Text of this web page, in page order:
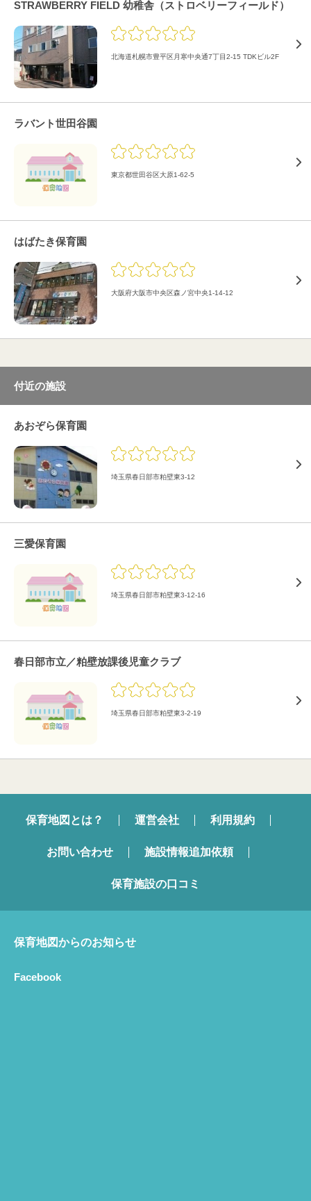
STRAWBERRY FIELD 幼稚舎（ストロベリーフィールド）
北海道札幌市豊平区月寒中央通7丁目2-15 TDKビル2F
ラバント世田谷園
東京都世田谷区大原1-62-5
はばたき保育園
大阪府大阪市中央区森ノ宮中央1-14-12
付近の施設
あおぞら保育園
埼玉県春日部市粕壁東3-12
三愛保育園
埼玉県春日部市粕壁東3-12-16
春日部市立／粕壁放課後児童クラブ
埼玉県春日部市粕壁東3-2-19
保育地図とは？ 運営会社 利用規約
お問い合わせ 施設情報追加依頼
保育施設の口コミ
保育地図からのお知らせ
Facebook